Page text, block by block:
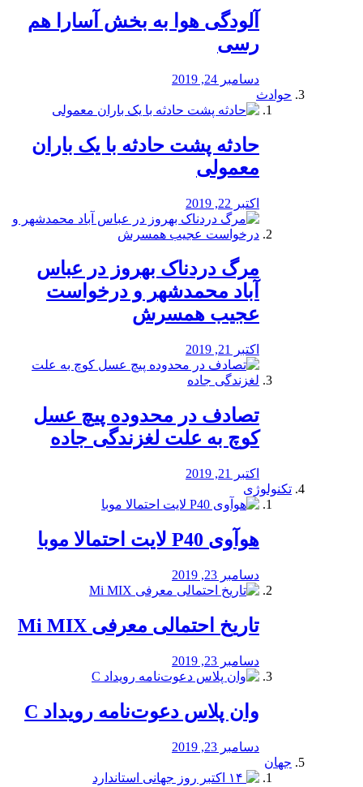
آلودگی هوا به بخش آسارا هم
رسی
دسامبر 24, 2019
حوادث
️حادثه پشت حادثه با یک باران
معمولی
اکتبر 22, 2019
مرگ دردناک بهروز در عباس
آباد محمدشهر و درخواست
عجیب همسرش
اکتبر 21, 2019
تصادف در محدوده پیچ عسل
کوچ به علت لغزندگی جاده
اکتبر 21, 2019
تکنولوژی
هوآوی P40 لایت احتمالا موبا
دسامبر 23, 2019
تاریخ احتمالی معرفی Mi MIX
دسامبر 23, 2019
وان پلاس دعوت‌نامه رویداد C
دسامبر 23, 2019
جهان